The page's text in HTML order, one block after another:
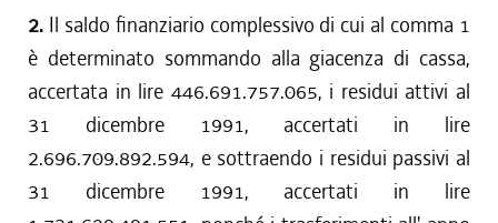
2. Il saldo finanziario complessivo di cui al comma 1
è determinato sommando alla giacenza di cassa,
accertata in lire 446.691.757.065, i residui attivi al
31 dicembre 1991, accertati in lire
2.696.709.892.594, e sottraendo i residui passivi al
31 dicembre 1991, accertati in lire